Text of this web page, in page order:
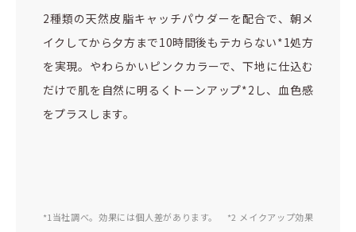
2種類の天然皮脂キャッチパウダーを配合で、朝メ
イクしてから夕方まで10時間後もテカらない*1処方
を実現。やわらかいピンクカラーで、下地に仕込む
だけで肌を自然に明るくトーンアップ*2し、血色感
をプラスします。
*1当社調べ。効果には個人差があります。 *2 メイクアップ効果